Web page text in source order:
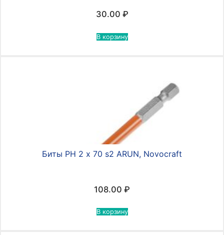
30.00 ₽
В корзину
Биты PH 2 х 70 s2 ARUN, Novocraft
108.00 ₽
В корзину